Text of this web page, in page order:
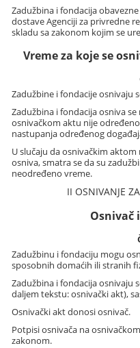
Zadužbina i fondacija
dostave Agenciji za privredne
skladu sa zakonom kojim se
Vreme za koje se
Zadužbine i fondacije osnivaju
Zadužbina i fondacija osniva
osnivačkom aktu nije
nastupanja određenog
U slučaju da osnivačkim
osniva, smatra se da su
neodređeno vreme.
II OSNIVANJE
Osnivač
Zadužbinu i fondaciju mogu
sposobnih domaćih ili stranih
Zadužbina i fondacija osnivaju
daljem tekstu: osnivački akt),
Osnivački akt donosi osnivač.
Potpisi osnivača na
zakonom.